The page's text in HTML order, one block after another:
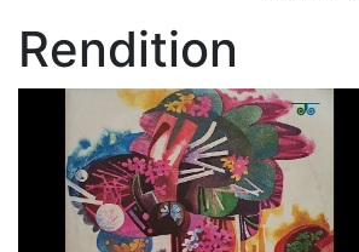
Rendition